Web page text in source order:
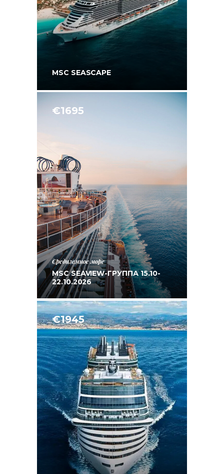
MSC SEASCAPE
€1695
Средиземное море
MSC SEAVIEW-ГРУППА 15.10-
22.10.2026
€1945